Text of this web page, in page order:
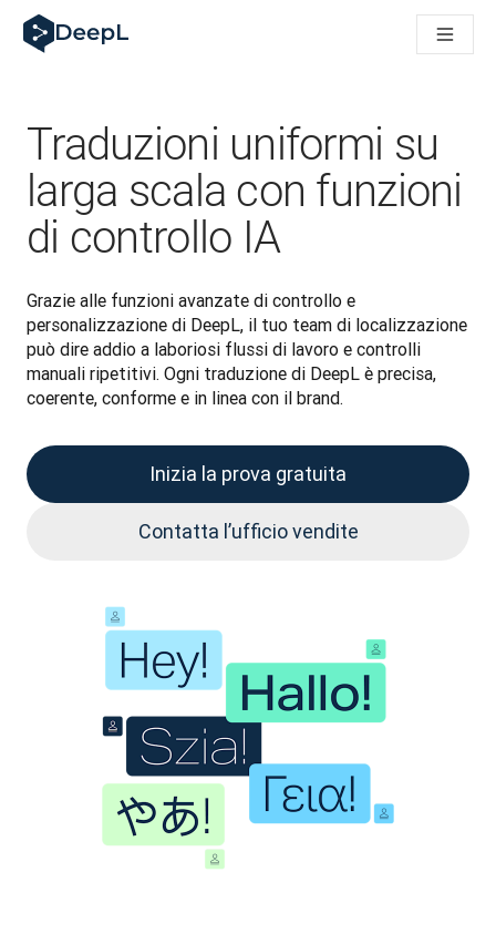
DeepL per gli agenti IA
Translation Flow di DeepL: Nuovi flussi di lavoro basati
Decifrare la fiducia nell'IA linguistica aziendale. A colloquio
Sistema di valutazione qualità traduzioni DeepL in sviluppo
Da traduzione testi a piattaforma vocale in tempo reale
Building an instantly accessible voice demo with DeepL
Traduzioni uniformi su
larga scala con funzioni
di controllo IA
Grazie alle funzioni avanzate di controllo e
personalizzazione di DeepL, il tuo team di localizzazione
può dire addio a laboriosi flussi di lavoro e controlli
manuali ripetitivi. Ogni traduzione di DeepL è precisa,
coerente, conforme e in linea con il brand.
Inizia la prova gratuita
Contatta l’ufficio vendite